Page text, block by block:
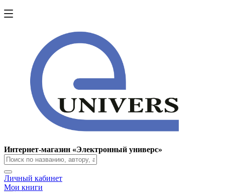
Интернет-магазин «Электронный универс»
Личный кабинет
Мои книги